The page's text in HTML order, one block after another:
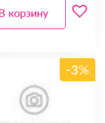
корзину
-3%